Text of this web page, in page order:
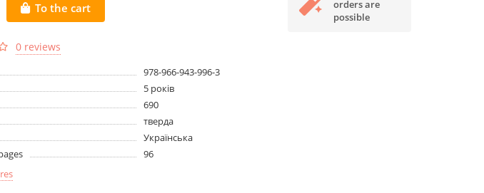
To the cart
0 reviews
978-966-943-996-3
5 років
690
тверда
Українська
96
orders are
possible